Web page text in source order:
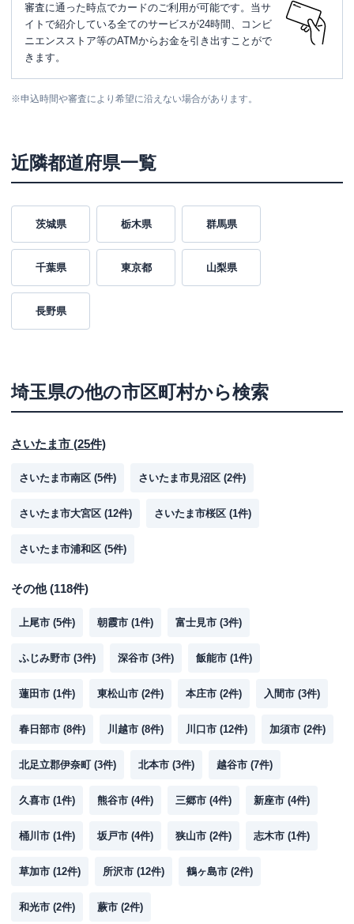
審査に通った時点でカードのご利用が可能です。当サ
イトで紹介している全てのサービスが24時間、コンビ
ニエンスストア等のATMからお金を引き出すことがで
きます。
※申込時間や審査により希望に沿えない場合があります。
近隣都道府県一覧
茨城県 栃木県 群馬県
千葉県 東京都 山梨県
長野県
埼玉県の他の市区町村から検索
さいたま市 (25件)
さいたま市南区 (5件) さいたま市見沼区 (2件)
さいたま市大宮区 (12件) さいたま市桜区 (1件)
さいたま市浦和区 (5件)
その他(118件)
上尾市 (5件) 朝霞市 (1件) 富士見市 (3件)
ふじみ野市 (3件) 深谷市 (3件) 飯能市 (1件)
蓮田市 (1件) 東松山市 (2件) 本庄市 (2件) 入間市 (3件)
春日部市 (8件) 川越市 (8件) 川口市 (12件) 加須市 (2件)
北足立郡伊奈町 (3件) 北本市 (3件) 越谷市 (7件)
久喜市 (1件) 熊谷市 (4件) 三郷市 (4件) 新座市 (4件)
桶川市 (1件) 坂戸市 (4件) 狭山市 (2件) 志木市 (1件)
草加市 (12件) 所沢市 (12件) 鶴ヶ島市 (2件)
和光市 (2件) 蕨市 (2件)